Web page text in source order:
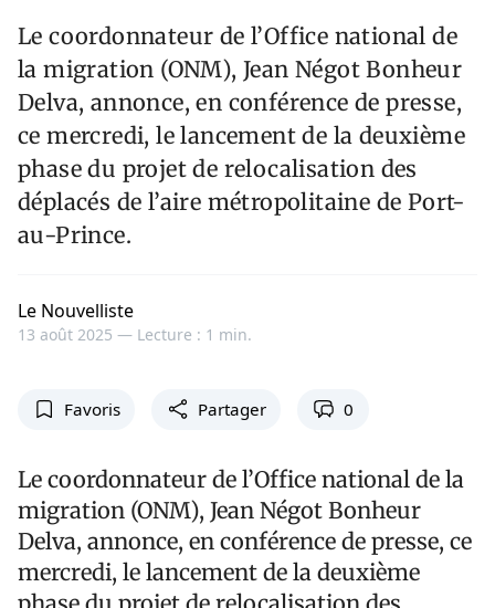
Le coordonnateur de l’Office national de
la migration (ONM), Jean Négot Bonheur
Delva, annonce, en conférence de presse,
ce mercredi, le lancement de la deuxième
phase du projet de relocalisation des
déplacés de l’aire métropolitaine de Port-
au-Prince.
Le Nouvelliste
13 août 2025 — Lecture : 1 min.
Favoris Partager 0
Le coordonnateur de l’Office national de la
migration (ONM), Jean Négot Bonheur
Delva, annonce, en conférence de presse, ce
mercredi, le lancement de la deuxième